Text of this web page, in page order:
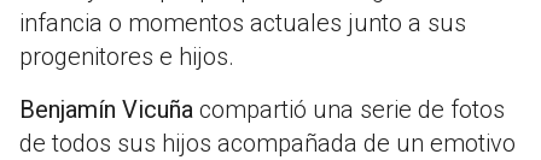
infancia o momentos actuales junto a sus
progenitores e hijos.
Benjamín Vicuña compartió una serie de fotos
de todos sus hijos acompañada de un emotivo